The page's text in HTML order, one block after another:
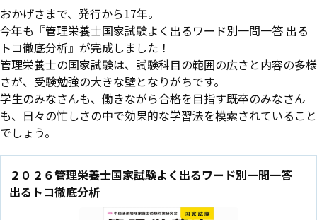
おかげさまで、発行から17年。
今年も『管理栄養士国家試験よく出るワード別一問一答 出る
トコ徹底分析』が完成しました！
管理栄養士の国家試験は、試験科目の範囲の広さと内容の多様
さが、受験勉強の大きな壁となりがちです。
学生のみなさんも、働きながら合格を目指す既卒のみなさん
も、日々の忙しさの中で効果的な学習法を模索されていること
でしょう。
２０２６管理栄養士国家試験よく出るワード別一問一答
出るトコ徹底分析